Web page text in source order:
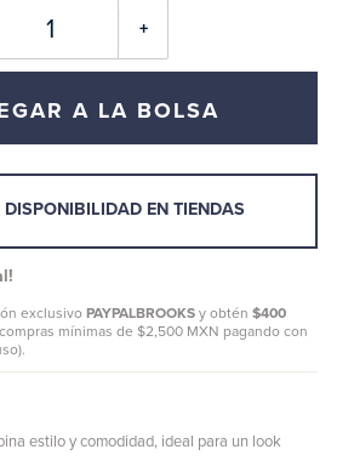
+
A LA BOLSA
DISPONIBILIDAD EN TIENDAS
exclusivo PAYPALBROOKS y obtén $400
mínimas de $2,500 MXN pagando con
estilo y comodidad, ideal para un look